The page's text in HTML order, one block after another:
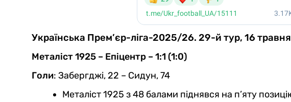
Українська Прем’єр-ліга-2025/26. 29-й тур, 16 травня
Металіст 1925 – Епіцентр – 1:1 (1:0)
Голи: Забергджі, 22 – Сидун, 74
Металіст 1925 з 48 балами піднявся на п’яту